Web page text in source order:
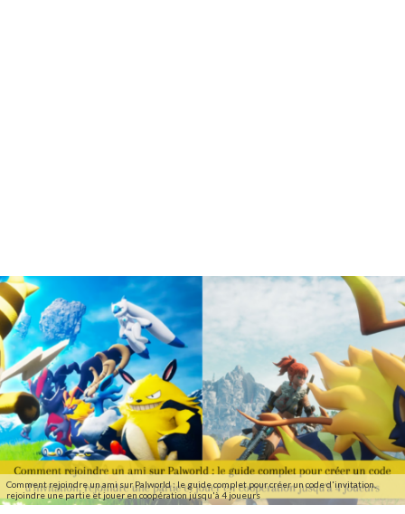
Comment rejoindre un ami sur Palworld : le guide complet pour créer un code d'invitation,
rejoindre une partie et jouer en coopération jusqu'à 4 joueurs